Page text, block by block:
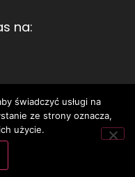
na:
koszulki i bluzy
świadczyć usługi na
ze strony oznacza,
użycie.